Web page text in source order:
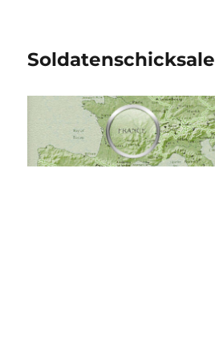
Soldatenschicksale